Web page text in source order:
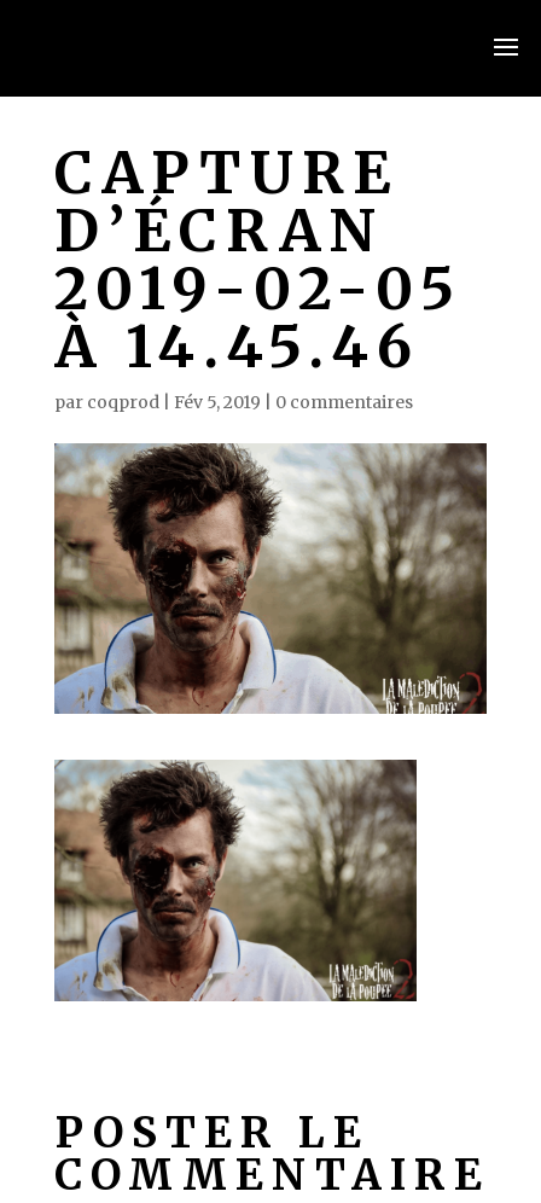
CAPTURE
D’ÉCRAN
2019-02-05
À 14.45.46
par coqprod| Fév 5, 2019 0 commentaires
POSTER LE
COMMENTAIRE